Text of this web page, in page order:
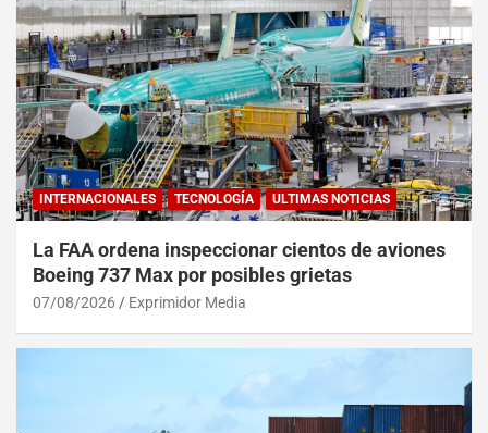
INTERNACIONALES TECNOLOGÍA ULTIMAS NOTICIAS
La FAA ordena inspeccionar cientos de aviones
Boeing 737 Max por posibles grietas
07/08/2026 Exprimidor Media